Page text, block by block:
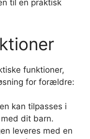
til en praktisk
funktioner,
for forældre:
kan tilpasses i
dit barn.
leveres med en